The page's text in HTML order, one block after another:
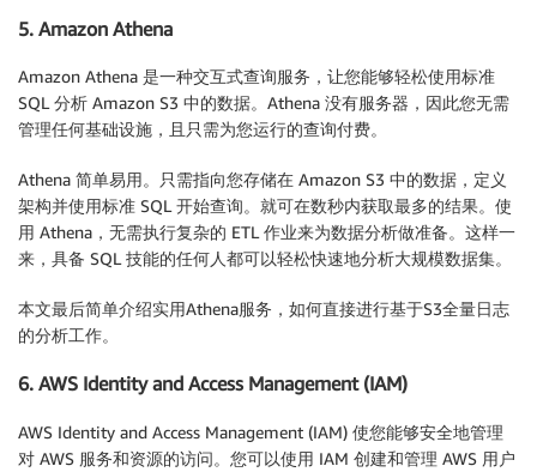
5. Amazon Athena
Amazon Athena 是一种交互式查询服务，让您能够轻松使用标准
SQL 分析 Amazon S3 中的数据。Athena 没有服务器，因此您无需
管理任何基础设施，且只需为您运行的查询付费。
Athena 简单易用。只需指向您存储在 Amazon S3 中的数据，定义
架构并使用标准 SQL 开始查询。就可在数秒内获取最多的结果。使
用 Athena，无需执行复杂的 ETL 作业来为数据分析做准备。这样一
来，具备 SQL 技能的任何人都可以轻松快速地分析大规模数据集。
本文最后简单介绍实用Athena服务，如何直接进行基于S3全量日志
的分析工作。
6. AWS Identity and Access Management (IAM)
AWS Identity and Access Management (IAM) 使您能够安全地管理
对 AWS 服务和资源的访问。您可以使用 IAM 创建和管理 AWS 用户